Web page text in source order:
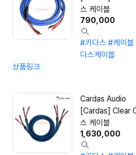
스 케이블
790,000
#카다스 #케이블
다스케이블
상품링크
Cardas Audio
[Cardas] Clear
스 케이블
1,630,000